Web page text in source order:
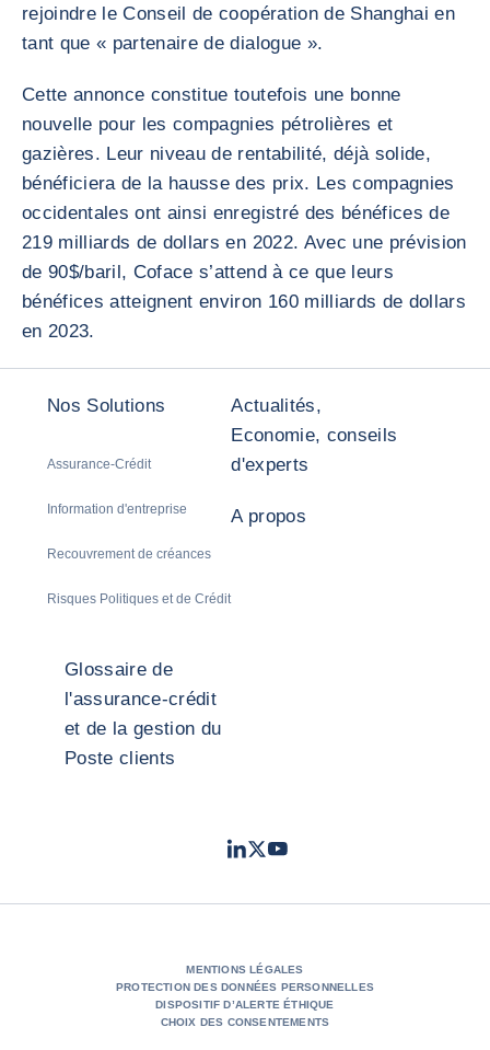
rejoindre le Conseil de coopération de Shanghai en
tant que « partenaire de dialogue ».
Cette annonce constitue toutefois une bonne
nouvelle pour les compagnies pétrolières et
gazières. Leur niveau de rentabilité, déjà solide,
bénéficiera de la hausse des prix. Les compagnies
occidentales ont ainsi enregistré des bénéfices de
219 milliards de dollars en 2022. Avec une prévision
de 90$/baril, Coface s’attend à ce que leurs
bénéfices atteignent environ 160 milliards de dollars
en 2023.
Nos Solutions
Assurance-Crédit
Information d'entreprise
Recouvrement de créances
Risques Politiques et de Crédit
Actualités,
Economie, conseils
d'experts
A propos
Glossaire de
l'assurance-crédit
et de la gestion du
Poste clients
LinkedIn
TwitterYoutube
MENTIONS LÉGALES
PROTECTION DES DONNÉES PERSONNELLES
DISPOSITIF D’ALERTE ÉTHIQUE
CHOIX DES CONSENTEMENTS